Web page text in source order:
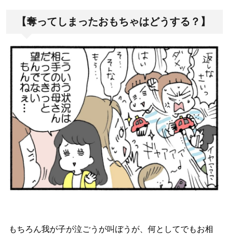
【奪ってしまったおもちゃはどうする？】
もちろん我が子が泣ごうが叫ぼうが、何としてでもお相